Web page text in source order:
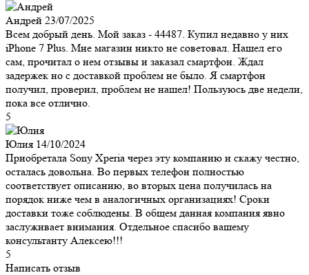
Андрей 23/07/2025
Всем добрый день. Мой заказ - 44487. Купил недавно у них
iPhone 7 Plus. Мне магазин никто не советовал. Нашел его
сам, прочитал о нем отзывы и заказал смартфон. Ждал
задержек но с доставкой проблем не было. Я смартфон
получил, проверил, проблем не нашел! Пользуюсь две недели,
пока все отлично.
5
Юлия 14/10/2024
Приобретала Sony Xperia через эту компанию и скажу честно,
осталась довольна. Во первых телефон полностью
соответствует описанию, во вторых цена получилась на
порядок ниже чем в аналогичных организациях! Сроки
доставки тоже соблюдены. В общем данная компания явно
заслуживает внимания. Отдельное спасибо вашему
консультанту Алексею!!!
5
Написать отзыв